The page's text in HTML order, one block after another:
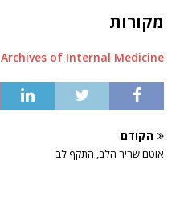
מקורות
Archives of Internal Medicine
הקודם
אוטם שריר הלב, התקף לב